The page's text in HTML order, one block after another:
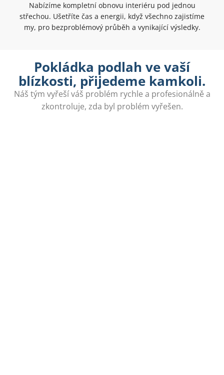
Nabízíme kompletní obnovu interiéru pod jednou
střechou. Ušetříte čas a energii, když všechno zajistíme
my, pro bezproblémový průběh a vynikající výsledky.
Pokládka podlah ve vaší
blízkosti, přijedeme kamkoli.
Náš tým vyřeší váš problém rychle a profesionálně a
zkontroluje, zda byl problém vyřešen.